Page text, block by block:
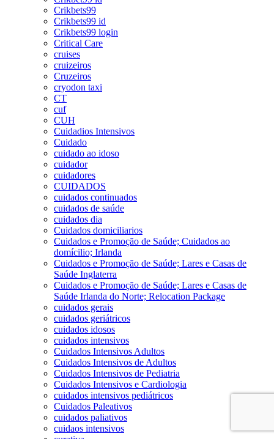
Crikbets99
Crikbets99 id
Crikbets99 login
Critical Care
cruises
cruizeiros
Cruzeiros
cryodon taxi
CT
cuf
CUH
Cuidadios Intensivos
Cuidado
cuidado ao idoso
cuidador
cuidadores
CUIDADOS
cuidados continuados
cuidados de saúde
cuidados dia
Cuidados domiciliarios
Cuidados e Promoção de Saúde; Cuidados ao
domícilio; Irlanda
Cuidados e Promoção de Saúde; Lares e Casas de
Saúde Inglaterra
Cuidados e Promoção de Saúde; Lares e Casas de
Saúde Irlanda do Norte; Relocation Package
cuidados gerais
cuidados geriátricos
cuidados idosos
cuidados intensivos
Cuidados Intensivos Adultos
Cuidados Intensivos de Adultos
Cuidados Intensivos de Pediatria
Cuidados Intensivos e Cardiologia
cuidados intensivos pediátricos
Cuidados Paleativos
cuidados paliativos
cuidaos intensivos